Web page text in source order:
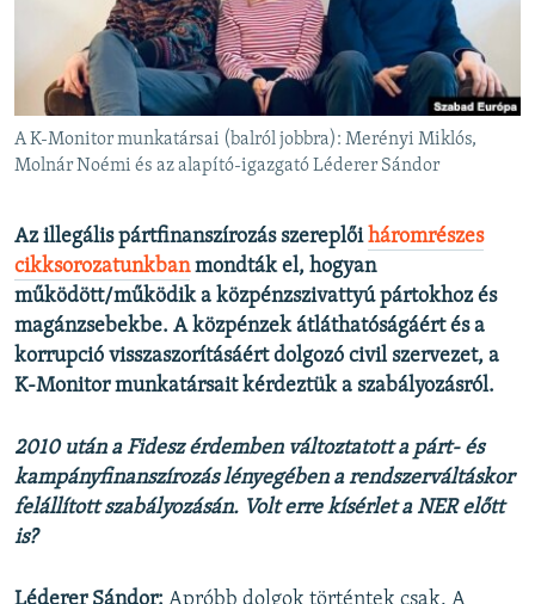
KLÍMAVÁLTOZÁS
A MÚLT TANULSÁGAI
Valamennyi RFE/RL weboldal
A K-Monitor munkatársai (balról jobbra): Merényi Miklós,
Molnár Noémi és az alapító-igazgató Léderer Sándor
Az illegális pártfinanszírozás szereplőiháromrészes
cikksorozatunkbanmondták el, hogyan
működött/működik a közpénzszivattyú pártokhoz és
magánzsebekbe. A közpénzek átláthatóságáért és a
korrupció visszaszorításáért dolgozó civil szervezet, a
K-Monitor munkatársait kérdeztük a szabályozásról.
2010 után a Fidesz érdemben változtatott a párt- és
kampányfinanszírozás lényegében a rendszerváltáskor
felállított szabályozásán. Volt erre kísérlet a NER előtt
is?